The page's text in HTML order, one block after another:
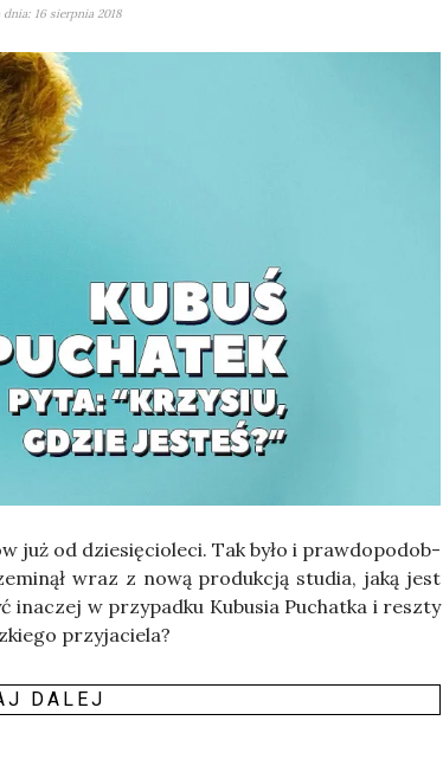
16 sierpnia 2018
już od dzie­się­cio­le­ci. Tak było i praw­do­po­dob­
wraz z nową pro­duk­cją stu­dia, jaką jest
ina­czej w przy­pad­ku Kubu­sia Puchat­ka i resz­ty
przy­ja­cie­la?
DALEJ